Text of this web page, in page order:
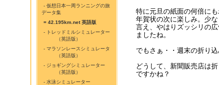
- 仮想日本一周ランニングの旅
データ集
= 42.195km.net 英語版
- トレッドミルシミュレーター
（英語版）
- マラソンレースシミュレータ
（英語版）
- ジョギングシミュレーター
（英語版）
- 水泳シミュレーター
特に元旦の紙面の何倍に
年賀状の次に楽しみ。少
言え、やはりズッシリの
ましたね。
でもさぁ・・週末の折り
どうして、新聞販売店は
ですかね？